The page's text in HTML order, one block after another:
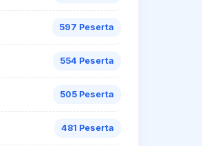
597 Peserta
554 Peserta
505 Peserta
481 Peserta